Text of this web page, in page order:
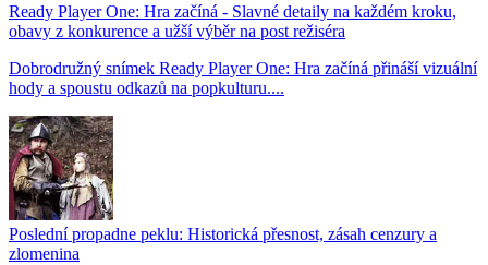
Ready Player One: Hra začíná - Slavné detaily na každém kroku,
obavy z konkurence a užší výběr na post režiséra
Dobrodružný snímek Ready Player One: Hra začíná přináší vizuální
hody a spoustu odkazů na popkulturu....
Poslední propadne peklu: Historická přesnost, zásah cenzury a
zlomenina